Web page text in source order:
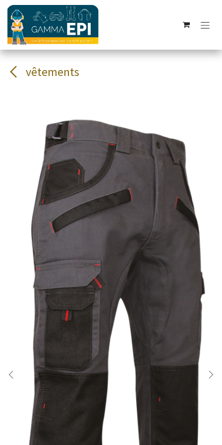
Se rendre au contenu
vêtements